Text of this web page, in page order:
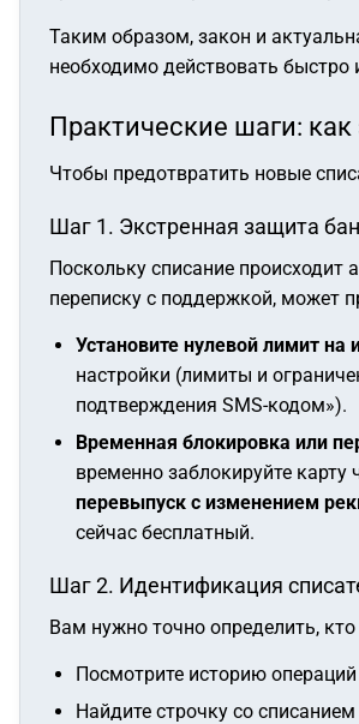
Таким образом, закон и
необходимо действовать
Практические шаги:
Чтобы предотвратить новые
Шаг 1. Экстренная защита
Поскольку списание
переписку с поддержкой, может
Установите нулевой лимит на
настройки (лимиты и
подтверждения SMS-кодом»).
Временная блокировка или
временно заблокируйте
перевыпуск с изменением
сейчас бесплатный.
Шаг 2. Идентификация
Вам нужно точно определить,
Посмотрите историю
Найдите строчку со